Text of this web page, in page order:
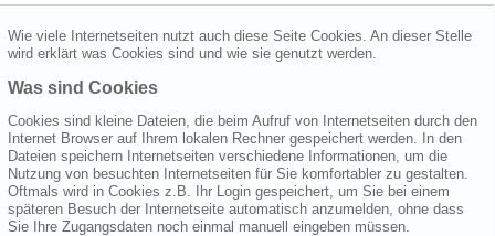
Wie viele Internetseiten nutzt auch diese Seite Cookies. An dieser Stelle
wird erklärt was Cookies sind und wie sie genutzt werden.
Was sind Cookies
Cookies sind kleine Dateien, die beim Aufruf von Internetseiten durch den
Internet Browser auf Ihrem lokalen Rechner gespeichert werden. In den
Dateien speichern Internetseiten verschiedene Informationen, um die
Nutzung von besuchten Internetseiten für Sie komfortabler zu gestalten.
Oftmals wird in Cookies z.B. Ihr Login gespeichert, um Sie bei einem
späteren Besuch der Internetseite automatisch anzumelden, ohne dass
Sie Ihre Zugangsdaten noch einmal manuell eingeben müssen.